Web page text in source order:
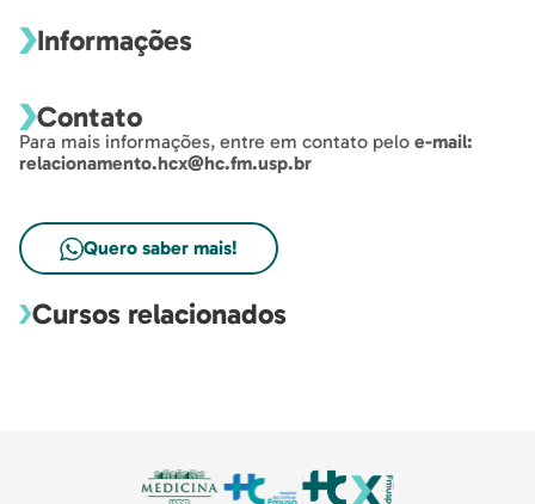
Informações
Contato
Para mais informações, entre em contato pelo e-mail:
relacionamento.hcx@hc.fm.usp.br
Quero saber mais!
Cursos relacionados